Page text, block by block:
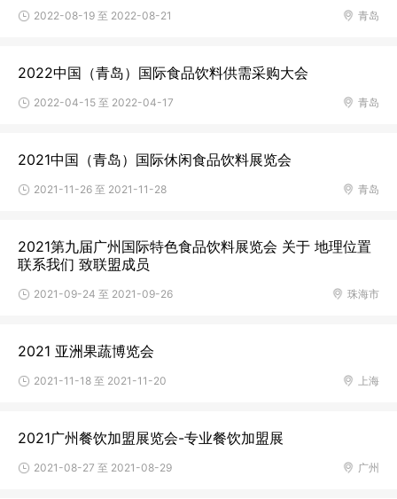
青岛
2022-08-19 至 2022-08-21
2022中国（青岛）国际食品饮料供需采购大会
青岛
2022-04-15 至 2022-04-17
2021中国（青岛）国际休闲食品饮料展览会
青岛
2021-11-26 至 2021-11-28
2021第九届广州国际特色食品饮料展览会 关于 地理位置
联系我们 致联盟成员
珠海市
2021-09-24 至 2021-09-26
2021 亚洲果蔬博览会
上海
2021-11-18 至 2021-11-20
2021广州餐饮加盟展览会-专业餐饮加盟展
广州
2021-08-27 至 2021-08-29